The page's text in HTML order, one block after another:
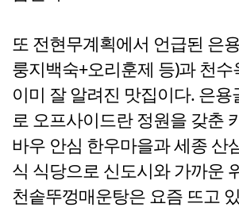
또 전현무계획에서 언급된 은
룽지백숙+오리훈제 등)과 천수
이미 잘 알려진 맛집이다. 은
로 오프사이드란 정원을 갖춘
바우 안심 한우마을과 세종 산
식 식당으로 신도시와 가까운
천솥뚜껑매운탕은 요즘 뜨고